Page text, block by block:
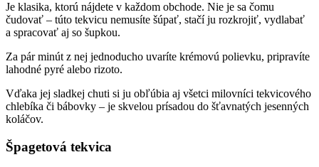
Je klasika, ktorú nájdete v každom obchode. Nie je sa čomu
čudovať – túto tekvicu nemusíte šúpať, stačí ju rozkrojiť, vydlabať
a spracovať aj so šupkou.
Za pár minút z nej jednoducho uvaríte krémovú polievku, pripravíte
lahodné pyré alebo rizoto.
Vďaka jej sladkej chuti si ju obľúbia aj všetci milovníci tekvicového
chlebíka či bábovky – je skvelou prísadou do šťavnatých jesenných
koláčov.
Špagetová tekvica